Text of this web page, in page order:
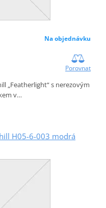
Na objednávku
Porovnat
„Featherlight“ s nerezovým
v…
H05-6-003 modrá